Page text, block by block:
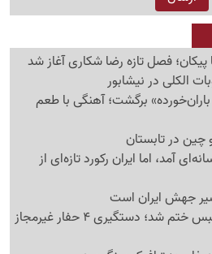
فصل تازه رضا شکاری آغاز شد
الکلی در نیشابور
برگشت؛ آهنگی با طعم
چین در تابستان
آمد، اما ایران رکورد تازه‌ای از
جهش ایران است
رویای پیدا کردن گنج به حبس ختم شد؛ دستگیری 4 حفار غیرمجاز